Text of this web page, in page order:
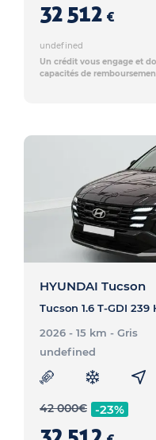
32 512 €
undefined
Un crédit vous engage et
capacités de
HYUNDAI Tucson
2026 - 15 km - Gris
undefined
42 000€ -23%